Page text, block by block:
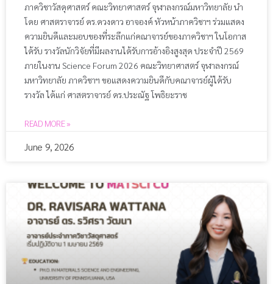
ภาควิชาวัสดุศาสตร์ คณะวิทยาศาสตร์ จุฬาลงกรณ์มหาวิทยาลัย นำ
โดย ศาสตราจารย์ ดร.ดวงดาว อาจองค์ หัวหน้าภาควิชาฯ ร่วมแสดง
ความยินดีและมอบของที่ระลึกแก่คณาจารย์ของภาควิชาฯ ในโอกาส
ได้รับ รางวัลนักวิจัยที่มีผลงานได้รับการอ้างอิงสูงสุด ประจำปี 2569
ภายในงาน Science Forum 2026 คณะวิทยาศาสตร์ จุฬาลงกรณ์
มหาวิทยาลัย ภาควิชาฯ ขอแสดงความยินดีกับคณาจารย์ผู้ได้รับ
รางวัล ได้แก่ ศาสตราจารย์ ดร.ประณัฐ โพธิยะราช
READ MORE »
June 9, 2026